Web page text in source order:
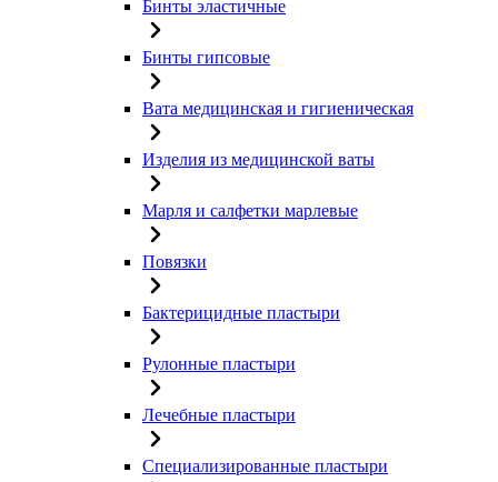
Бинты эластичные
Бинты гипсовые
Вата медицинская и гигиеническая
Изделия из медицинской ваты
Марля и салфетки марлевые
Повязки
Бактерицидные пластыри
Рулонные пластыри
Лечебные пластыри
Специализированные пластыри